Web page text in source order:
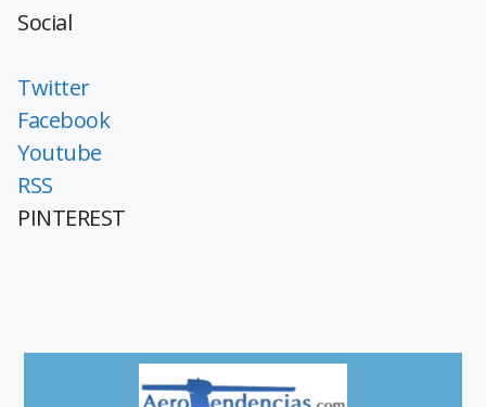
Social
Twitter
Facebook
Youtube
RSS
PINTEREST